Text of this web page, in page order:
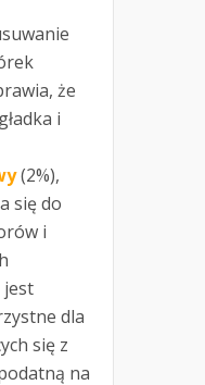
że
i
(2%),
się do
i
jest
dla
się z
na